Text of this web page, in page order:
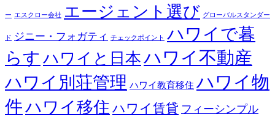
ー エスクロー会社 エージェント選び グローバルスタンダー
ド ジニー・フォガティ チェックポイント ハワイで暮
らす ハワイと日本ハワイ不動産
ハワイ別荘管理 ハワイ教育移住 ハワイ物
件ハワイ移住 ハワイ賃貸 フィーシンプル